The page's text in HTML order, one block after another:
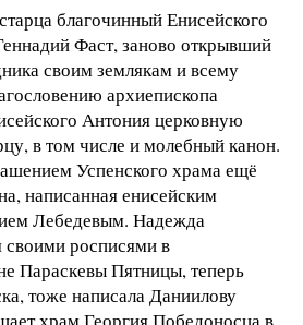
благочинный Енисейского
Фаст, заново открывший
своим землякам и всему
архиепископа
Антония церковную
в том числе и молебный канон.
Успенского храма ещё
написанная енисейским
Лебедевым. Надежда
своими росписями в
Параскевы Пятницы, теперь
тоже написала Даниилову